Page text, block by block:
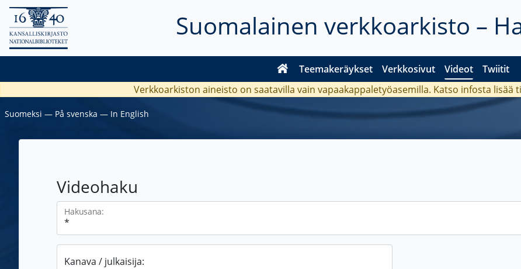
Suomalainen verkkoarkisto –
Teemakeräykset Verkkosivut Videot Twiitit
Verkkoarkiston aineisto on saatavilla vain vapaakappaletyöasemilla. Katso infosta lisää
Suomeksi ― På svenska ― In English
Videohaku
Hakusana:
Kanava / julkaisija: